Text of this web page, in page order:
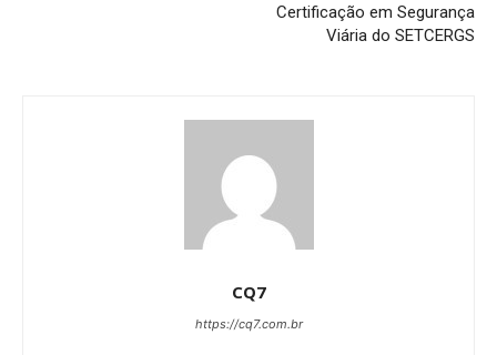
Certificação em Segurança
Viária do SETCERGS
CQ7
https://cq7.com.br